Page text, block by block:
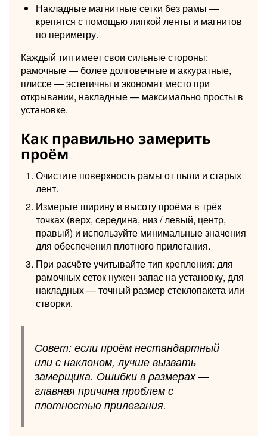
Накладные магнитные сетки без рамы —
крепятся с помощью липкой ленты и магнитов
по периметру.
Каждый тип имеет свои сильные стороны:
рамочные — более долговечные и аккуратные,
плиссе — эстетичны и экономят место при
открывании, накладные — максимально просты в
установке.
Как правильно замерить
проём
Очистите поверхность рамы от пыли и старых
лент.
Измерьте ширину и высоту проёма в трёх
точках (верх, середина, низ / левый, центр,
правый) и используйте минимальные значения
для обеспечения плотного прилегания.
При расчёте учитывайте тип крепления: для
рамочных сеток нужен запас на установку, для
накладных — точный размер стеклопакета или
створки.
Совет: если проём нестандартный
или с наклоном, лучше вызвать
замерщика. Ошибки в размерах —
главная причина проблем с
плотностью прилегания.